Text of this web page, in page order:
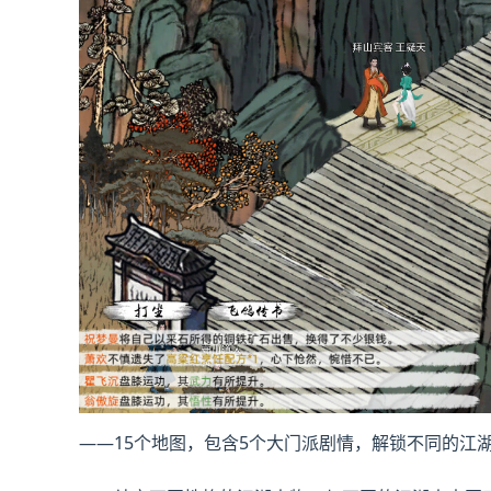
——15个地图，包含5个大门派剧情，解锁不同的江